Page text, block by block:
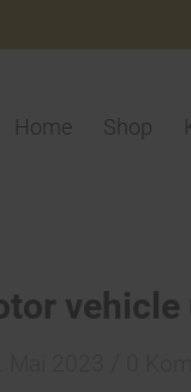
Home Shop
vehicle